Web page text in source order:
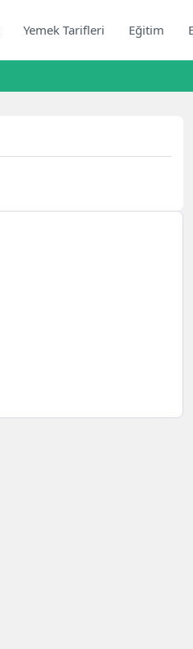
Yemek Tarifleri Eğitim